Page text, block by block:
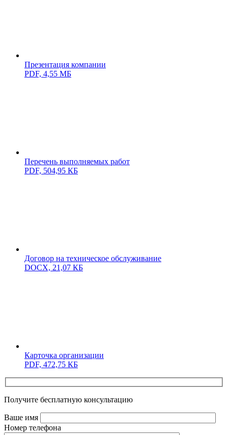
Презентация компании
PDF, 4,55 МБ
Перечень выполняемых работ
PDF, 504,95 КБ
Договор на техническое обслуживание
DOCX, 21,07 КБ
Карточка организации
PDF, 472,75 КБ
Получите бесплатную консультацию
Ваше имя
Номер телефона